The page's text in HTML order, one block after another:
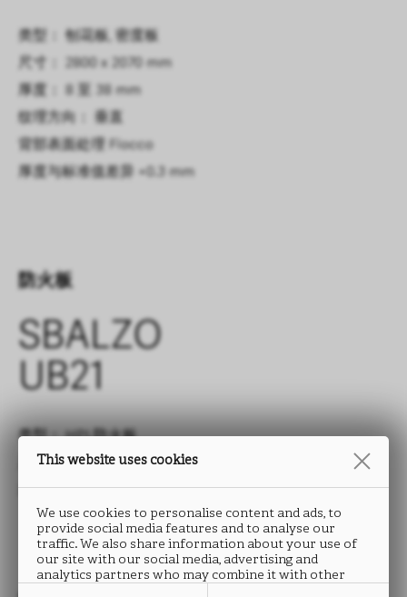
类型： 刨花板, 密度板
尺寸： 2800 x 2070 mm
厚度： 8 至 38 mm
纹理方向： 垂直
背部表面处理
Fiocco
厚度与标准值差异
+0.3 mm
防火板
SBALZO
UB21
类型： HPL防火板
尺寸： 2760 x 2040 mm
厚度： 0.9 mm
This website uses cookies
We use cookies to personalise content and ads, to
provide social media features and to analyse our
traffic. We also share information about your use of
our site with our social media, advertising and
analytics partners who may combine it with other